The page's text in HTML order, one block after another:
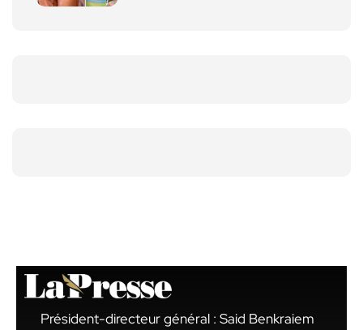
Président-directeur général : Said Benkraiem